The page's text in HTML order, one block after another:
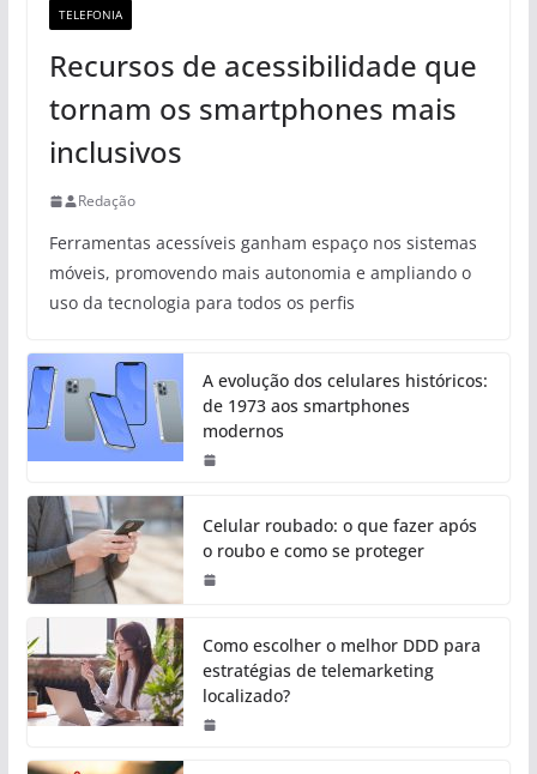
TELEFONIA
Recursos de acessibilidade que
tornam os smartphones mais
inclusivos
Redação
Ferramentas acessíveis ganham espaço nos sistemas
móveis, promovendo mais autonomia e ampliando o
uso da tecnologia para todos os perfis
A evolução dos celulares históricos:
de 1973 aos smartphones
modernos
Celular roubado: o que fazer após
o roubo e como se proteger
Como escolher o melhor DDD para
estratégias de telemarketing
localizado?